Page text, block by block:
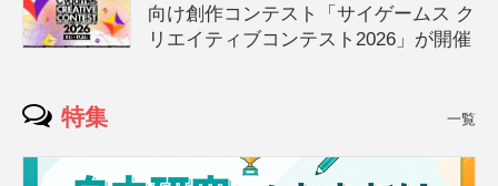
向け創作コンテスト「サイゲームス ク
リエイティブコンテスト2026」が開催
特集 一覧